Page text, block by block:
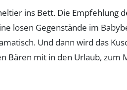
ins Bett. Die Empfehlung
losen Gegenstände im
Und dann wird das
Bären mit in den Urlaub, zum